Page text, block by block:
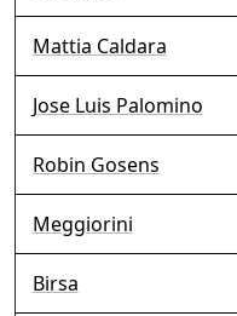
Mattia Caldara
Jose Luis Palomino
Robin Gosens
Meggiorini
Birsa